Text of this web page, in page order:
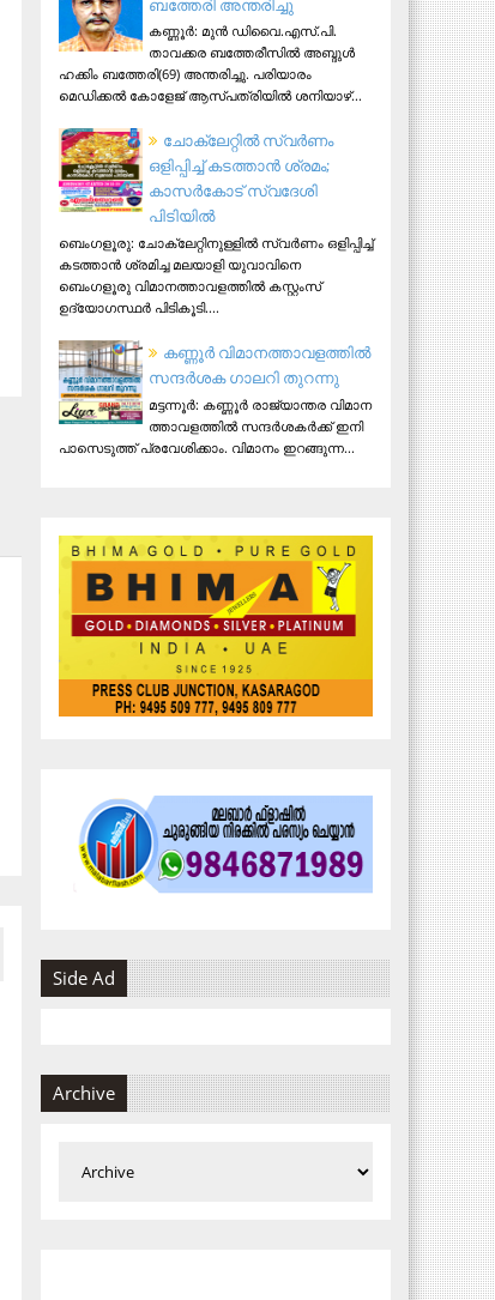
ബത്തേരി അന്തരിച്ചു
കണ്ണൂര്‍: മുന്‍ ഡിവൈ.എസ്.പി.
താവക്കര ബത്തേരീസില്‍ അബ്ദുള്‍
ഹക്കിം ബത്തേരി(69) അന്തരിച്ചു. പരിയാരം
മെഡിക്കല്‍ കോളേജ് ആസ്​പത്രിയില്‍ ശനിയാഴ്...
ചോക്ലേറ്റിൽ സ്വർണം
ഒളിപ്പിച്ച് കടത്താൻ ശ്രമം;
കാസർകോട് സ്വദേശി
പിടിയില്‍
ബെംഗളൂരു: ചോക്ലേറ്റിനുള്ളിൽ സ്വർണം ഒളിപ്പിച്ച്
കടത്താൻ ശ്രമിച്ച മലയാളി യുവാവിനെ
ബെംഗളൂരു വിമാനത്താവളത്തിൽ കസ്റ്റംസ്
ഉദ്യോഗസ്ഥർ പിടികൂടി....
ക​ണ്ണൂ​ർ വി​മാ​ന​ത്താ​വ​ള​ത്തി​ൽ
സ​ന്ദ​ർ​ശ​ക ഗാ​ല​റി തു​റ​ന്നു
മ​ട്ട​ന്നൂ​ർ: ക​ണ്ണൂ​ർ രാ​ജ്യാ​ന്ത​ര വി​മാ​ന​
ത്താ​വ​ള​ത്തി​ൽ സ​ന്ദ​ർ​ശ​ക​ർ​ക്ക് ഇ​നി
പാ​സെ​ടു​ത്ത് പ്ര​വേ​ശി​ക്കാം. വി​മാ​നം ഇ​റ​ങ്ങു​ന്ന...
Side Ad
Archive